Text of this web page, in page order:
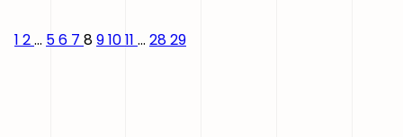
1 2... 56 7 891011 ... 2829